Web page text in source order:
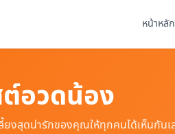
หน้าหลัก
อวดน้อง
ยงสุดน่ารักของคุณให้ทุกคนได้เห็นกันเ